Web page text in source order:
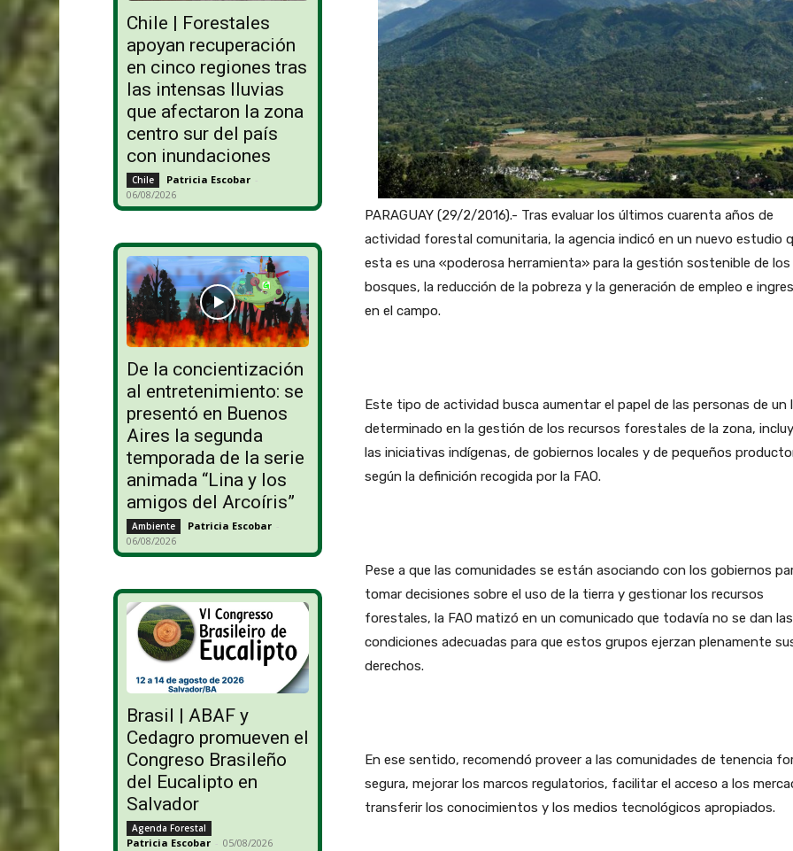
Chile | Forestales
apoyan recuperación
en cinco regiones tras
las intensas lluvias
que afectaron la zona
centro sur del país
con inundaciones
Chile Patricia Escobar -
06/08/2026
De la concientización
al entretenimiento: se
presentó en Buenos
Aires la segunda
temporada de la serie
animada “Lina y los
amigos del Arcoíris”
Ambiente Patricia Escobar -
06/08/2026
Brasil | ABAF y
Cedagro promueven el
Congreso Brasileño
del Eucalipto en
Salvador
Agenda Forestal
Patricia Escobar - 05/08/2026
PARAGUAY (29/2/2016).- Tras evaluar los últimos cuarenta años de
actividad forestal comunitaria, la agencia indicó en un nuevo estudio
esta es una «poderosa herramienta» para la gestión sostenible de los
bosques, la reducción de la pobreza y la generación de empleo e
en el campo.
Este tipo de actividad busca aumentar el papel de las personas de un
determinado en la gestión de los recursos forestales de la zona,
las iniciativas indígenas, de gobiernos locales y de pequeños
según la definición recogida por la FAO.
Pese a que las comunidades se están asociando con los gobiernos
tomar decisiones sobre el uso de la tierra y gestionar los recursos
forestales, la FAO matizó en un comunicado que todavía no se dan las
condiciones adecuadas para que estos grupos ejerzan plenamente
derechos.
En ese sentido, recomendó proveer a las comunidades de tenencia
segura, mejorar los marcos regulatorios, facilitar el acceso a los
transferir los conocimientos y los medios tecnológicos apropiados.